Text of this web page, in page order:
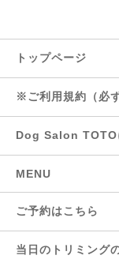
トップページ
※ご利用規約（必
Dog Salon TOTO
MENU
ご予約はこちら
当日のトリミング